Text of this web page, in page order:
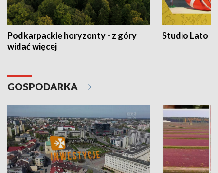
Podkarpackie horyzonty - z góry
widać więcej
Studio Lato
GOSPODARKA